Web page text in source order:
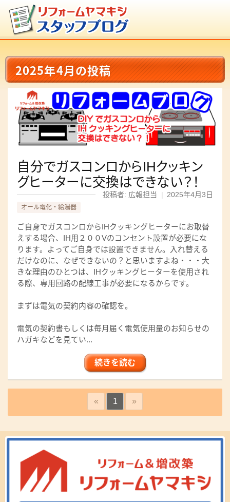
2025年4月の投稿
自分でガスコンロからIHクッキン
グヒーターに交換はできない？！
投稿者: 広報担当 | 2025年4月3日
オール電化・給湯器
ご自身でガスコンロからIHクッキングヒーターにお取替
えする場合、IH用２００Vのコンセント設置が必要にな
ります。よってご自身では設置できません。入れ替える
だけなのに、なぜできないの？と思いますよね・・・大
きな理由のひとつは、IHクッキングヒーターを使用され
る際、専用回路の配線工事が必要になるからです。
まずは電気の契約内容の確認を。
電気の契約書もしくは毎月届く電気使用量のお知らせの
ハガキなどを見てい...
続きを読む
« 1 »